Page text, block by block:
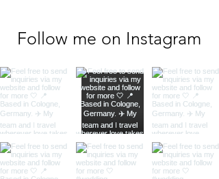
Follow me on Instagram